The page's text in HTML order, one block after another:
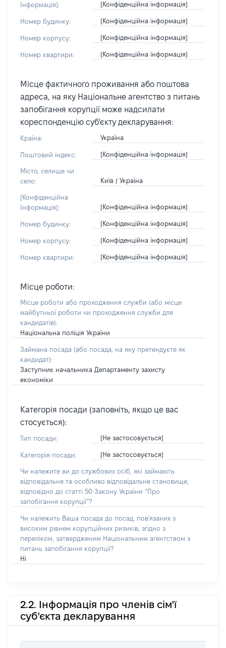
Інформація]:
[Конфіденційна інформація]
Номер будинку: [Конфіденційна інформація]
Номер корпусу: [Конфіденційна інформація]
Номер квартири: [Конфіденційна інформація]
Місце фактичного проживання або поштова
адреса, на яку Національне агентство з питань
запобігання корупції може надсилати
кореспонденцію суб'єкту декларування:
Країна: Україна
Поштовий індекс: [Конфіденційна інформація]
Місто, селище чи
село:
Київ / Україна
[Конфіденційна
Інформація]:
[Конфіденційна інформація]
Номер будинку: [Конфіденційна інформація]
Номер корпусу: [Конфіденційна інформація]
Номер квартири: [Конфіденційна інформація]
Місце роботи:
Місце роботи або проходження служби (або місце
майбутньої роботи чи проходження служби для
кандидатів):
Національна поліція України
Займана посада (або посада, на яку претендуєте як
кандидат):
Заступник начальника Департаменту захисту
економіки
Категорія посади (заповніть, якщо це вас
стосується):
Тип посади: [Не застосовується]
Категорія посади: [Не застосовується]
Чи належите ви до службових осіб, які займають
відповідальне та особливо відповідальне становище,
відповідно до статті 50 Закону України “Про
запобігання корупції”?
Чи належить Ваша посада до посад, пов'язаних з
високим рівнем корупційних ризиків, згідно з
переліком, затвердженим Національним агентством з
питань запобігання корупції?
Ні
2.2. Інформація про членів сім'ї
суб'єкта декларування